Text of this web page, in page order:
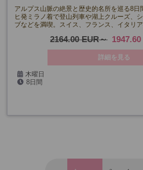
アルプス山脈の絶景と歴史的名所を巡る8日
ヒ発ミラノ着で登山列車や湖上クルーズ、
ブなどを満喫。スイス、フランス、イタリ
2164.00 EUR
詳細を見る
木曜日
4/16・30、5月～8月、9/10・24、10/8
8日間